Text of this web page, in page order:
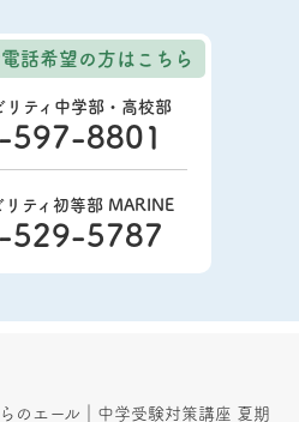
話希望の方はこちら
リティ中学部・高校部
597-8801
ティ初等部 MARINE
529-5787
のエール｜中学受験対策講座 夏期